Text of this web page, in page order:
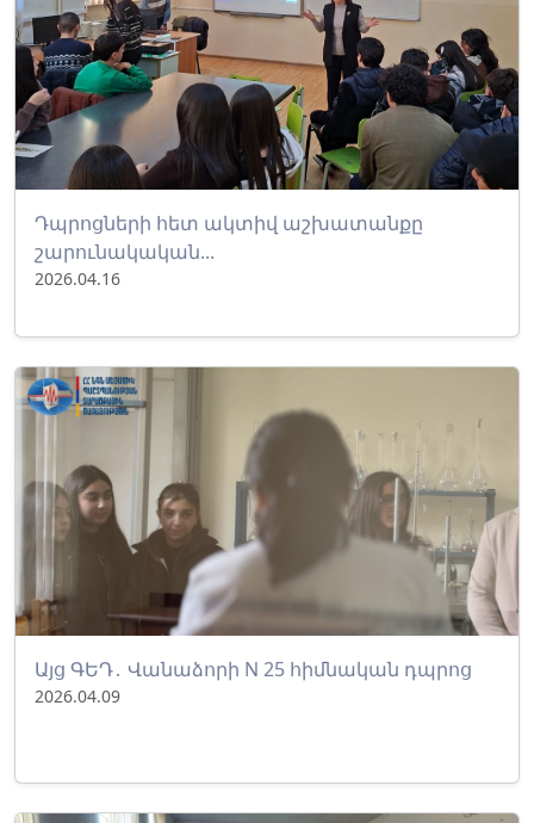
Դպրոցների հետ ակտիվ աշխատանքը
շարունակական...
2026.04.16
Այց ԳԵԴ․ Վանաձորի N 25 հիմնական դպրոց
2026.04.09